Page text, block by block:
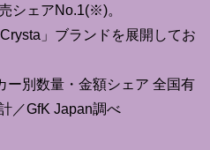
シェアNo.1(※)。
」ブランドを展開してお
別数量・金額シェア 全国有
／GfK Japan調べ